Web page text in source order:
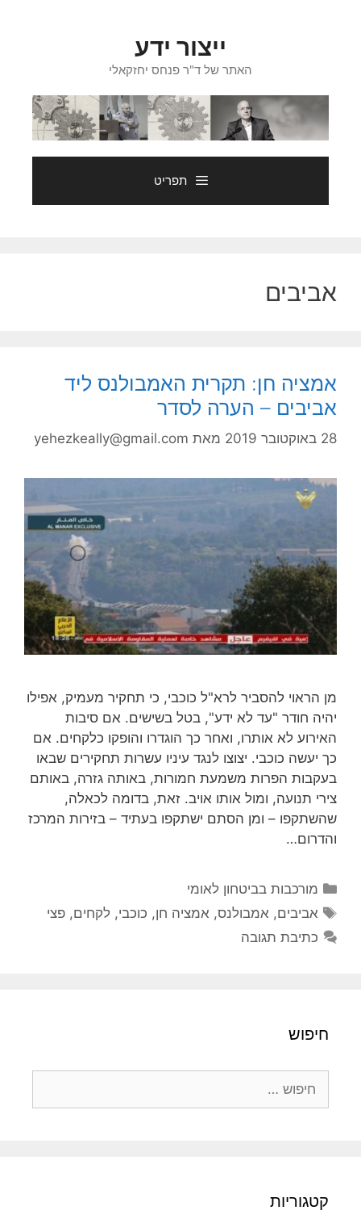
ייצור ידע
האתר של ד"ר פנחס יחזקאלי
תפריט
אביבים
אמציה חן: תקרית האמבולנס ליד
אביבים – הערה לסדר
28 באוקטובר 2019 מאת yehezkeally@gmail.com
מן הראוי להסביר לרא"ל כוכבי, כי תחקיר מעמיק, אפילו
יהיה חודר "עד לא ידע", בטל בשישים. אם סיבות
האירוע לא אותרו, ואחר כך הוגדרו והופקו כלקחים. אם
כך יעשה כוכבי. יצוצו לנגד עיניו עשרות תחקירים שבאו
בעקבות הפרות משמעת חמורות, באותה גזרה, באותם
צירי תנועה, ומול אותו אויב. זאת, בדומה לכאלה,
שהשתקפו – ומן הסתם ישתקפו בעתיד – בזירות המרכז
והדרום…
קטגוריות
מורכבות בביטחון לאומי
תגיות
אביבים, אמבולנס, אמציה חן, כוכבי, לקחים,פצי
כתיבת תגובה
חיפוש
קטגוריות